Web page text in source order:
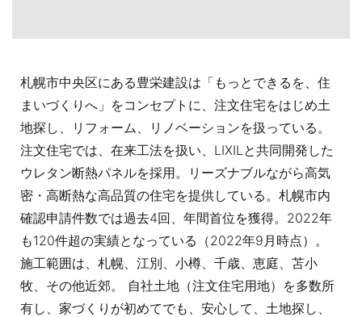
札幌市中央区にある豊栄建設は「もっとできるを、住
まいづくりへ」をコンセプトに、注文住宅をはじめ土
地探し、リフォーム、リノベーションを扱っている。
注文住宅では、在来工法を扱い、LIXILと共同開発した
ウレタン断熱パネルを採用。リーズナブルながら高気
密・高断熱な高品質の住宅を提供している。札幌市内
確認申請件数では過去4回、年間首位を獲得。2022年
も120件超の実績となっている（2022年9月時点）。
施工範囲は、札幌、江別、小樽、千歳、恵庭、苫小
牧、その他近郊。 自社土地（注文住宅用地）を多数所
有し、家づくりが初めてでも、安心して、土地探し、